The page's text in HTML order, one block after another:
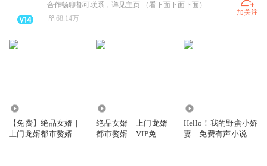
合作畅聊都可联系，详见主页 （看下面下面下面）
68.14万
加关注
【免费】绝品女婿｜
上门龙婿都市赘婿｜
绝品女婿｜上门龙婿
都市赘婿｜VIP免费
Hello！我的野蛮小娇
妻｜免费有声小说｜